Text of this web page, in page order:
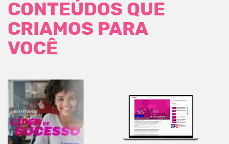
CONTEÚDOS QUE
CRIAMOS PARA
VOCÊ